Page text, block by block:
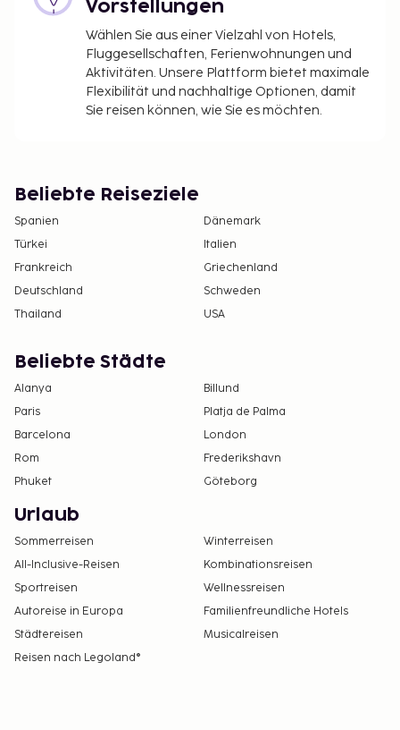
Die oben aufgeführte Liste enthält vielleicht nicht
alle Informationen. Gebühren und Kautionen
enthalten eventuell keine Steuern und können sich
Informationen erhältst du auf Nachfrage direkt
Vorstellungen
Wählen Sie aus einer Vielzahl von Hotels,
Fluggesellschaften, Ferienwohnungen und
Aktivitäten. Unsere Plattform bietet maximale
Flexibilität und nachhaltige Optionen, damit
Sie reisen können, wie Sie es möchten.
Beliebte Reiseziele
Spanien
Dänemark
Türkei
Italien
Frankreich
Griechenland
Deutschland
Schweden
Thailand
USA
Beliebte Städte
Alanya
Billund
Paris
Platja de Palma
Barcelona
London
Rom
Frederikshavn
Phuket
Göteborg
Urlaub
Sommerreisen
Winterreisen
All-Inclusive-Reisen
Kombinationsreisen
Sportreisen
Wellnessreisen
Autoreise in Europa
Familienfreundliche Hotels
Städtereisen
Musicalreisen
Reisen nach Legoland®